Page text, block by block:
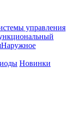
управления
Наружное
Новинки